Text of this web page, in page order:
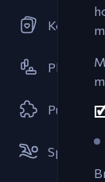
Kortspill
Puslespill
Sportspill